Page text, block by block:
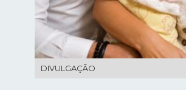
DIVULGAÇÃO